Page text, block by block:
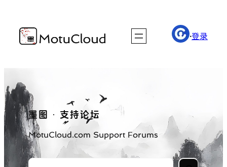
·登录
墨图 · 支持论坛
MotuCloud.com Support Forums